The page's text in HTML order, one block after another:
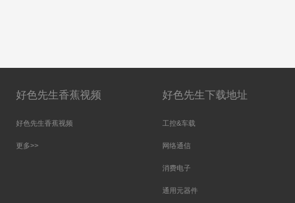
好色先生香蕉视频
好色先生香蕉视频
更多>>
好色先生下载地址
工控&车载
网络通信
消费电子
通用元器件